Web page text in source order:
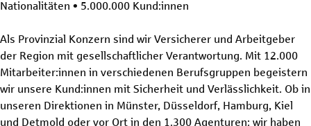
Nationalitäten • 5.000.000 Kund:innen
Als Provinzial Konzern sind wir Versicherer und Arbeitgeber
der Region mit gesellschaftlicher Verantwortung. Mit 12.000
Mitarbeiter:innen in verschiedenen Berufsgruppen begeistern
wir unsere Kund:innen mit Sicherheit und Verlässlichkeit. Ob in
unseren Direktionen in Münster, Düsseldorf, Hamburg, Kiel
und Detmold oder vor Ort in den 1.300 Agenturen: wir haben